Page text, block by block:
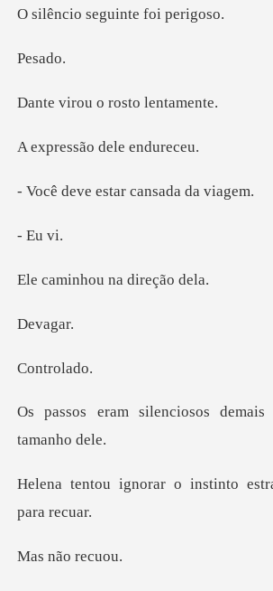
seguinte fo
sa
u o rosto
ão dele e
estar cansad
Eu
hou na di
va
tro
ciosos
o instinto
ão re